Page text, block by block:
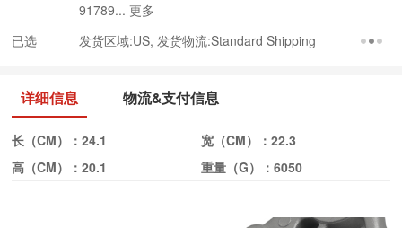
91789... 更多
已选
发货区域:US, 发货物流:Standard Shipping
详细信息 物流&支付信息
长（CM）：24.1 宽（CM）： 22.3
高（CM）：20.1 重量（G）： 6050